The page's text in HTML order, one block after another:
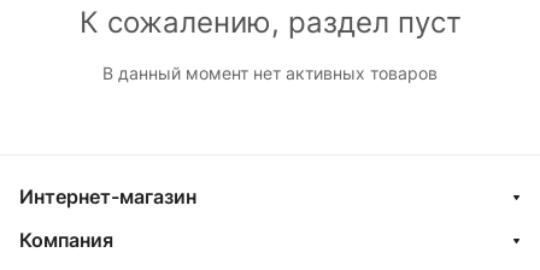
К сожалению, раздел пуст
В данный момент нет активных товаров
Интернет-магазин
Компания